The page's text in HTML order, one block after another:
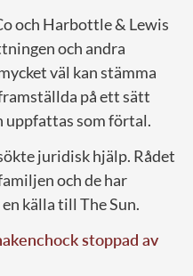
och Harbottle & Lewis
och andra
väl kan stämma
på ett sätt
uppfattas som förtal.
juridisk hjälp. Rådet
och de har
källa till The Sun.
stoppad av